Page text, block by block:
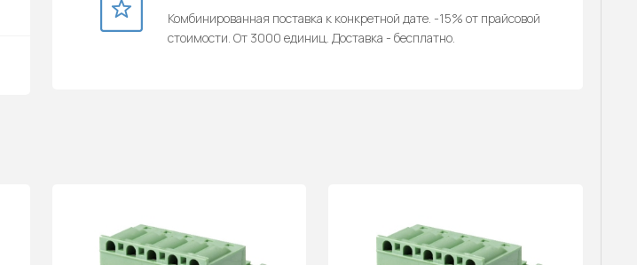
Комбинированная поставка к конкретной дате. -15% от прайсовой
стоимости. От 3000 единиц. Доставка - бесплатно.